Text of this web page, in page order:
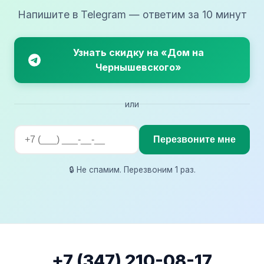
Напишите в Telegram — ответим за 10 минут
Узнать скидку на «Дом на
Чернышевского»
или
Перезвоните мне
🔒 Не спамим. Перезвоним 1 раз.